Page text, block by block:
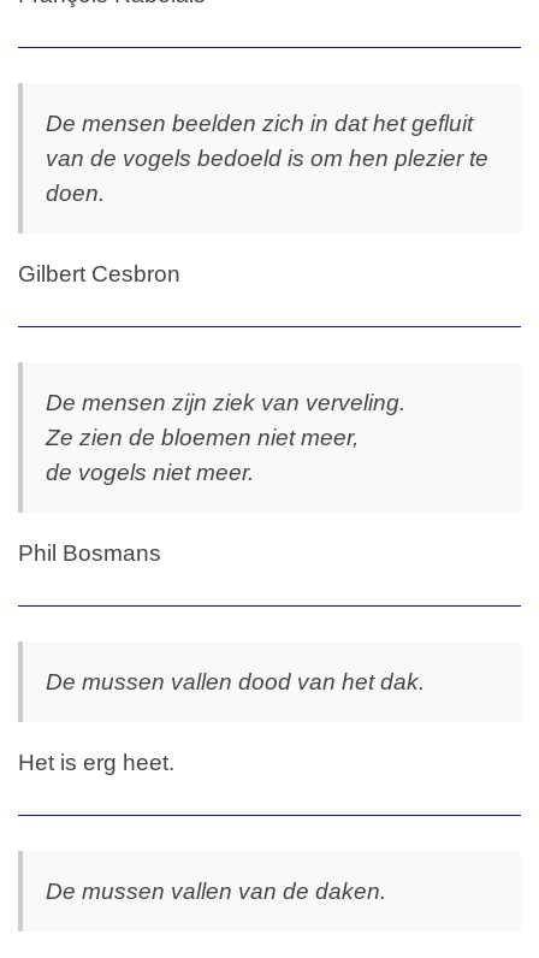
De mensen beelden zich in dat het gefluit
van de vogels bedoeld is om hen plezier te
doen.
Gilbert Cesbron
De mensen zijn ziek van verveling.
Ze zien de bloemen niet meer,
de vogels niet meer.
Phil Bosmans
De mussen vallen dood van het dak.
Het is erg heet.
De mussen vallen van de daken.